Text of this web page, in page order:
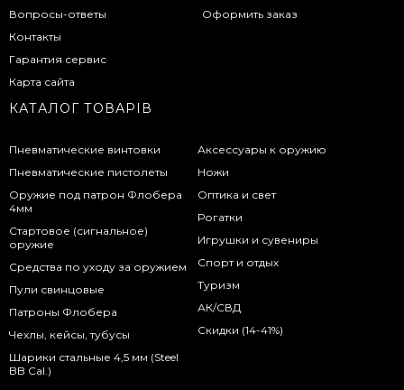
Вопросы-ответы
Контакты
Гарантия сервис
Карта сайта
Оформить заказ
КАТАЛОГ ТОВАРІВ
Пневматические винтовки
Пневматические пистолеты
Оружие под патрон Флобера
4мм
Стартовое (сигнальное)
оружие
Средства по уходу за оружием
Пули свинцовые
Патроны Флобера
Чехлы, кейсы, тубусы
Шарики стальные 4,5 мм (Steel
BB Cal.)
Аксессуары к оружию
Ножи
Оптика и свет
Рогатки
Игрушки и сувениры
Спорт и отдых
Туризм
АК/СВД
Скидки (14-41%)